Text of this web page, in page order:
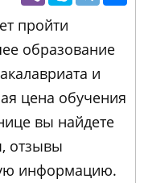
пройти
образование
и
цена обучения
вы найдете
отзывы
информацию.